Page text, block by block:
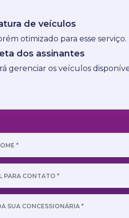
de veículos
otimizado para esse
dos assinantes
os veículos